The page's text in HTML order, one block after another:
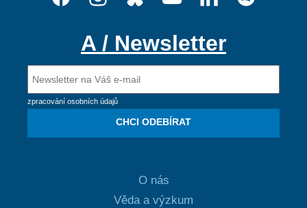
A / Newsletter
zpracování osobních údajů
CHCI ODEBÍRAT
O nás
Věda a výzkum